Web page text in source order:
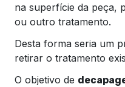
na superfície da peça,
ou outro tratamento.
Desta forma seria um
retirar o tratamento
O objetivo de